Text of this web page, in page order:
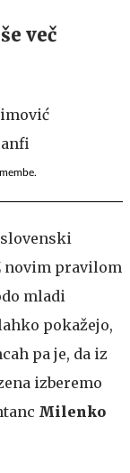
več
novim pravilom
mladi
pokažejo,
pa je, da iz
izberemo
Milenko